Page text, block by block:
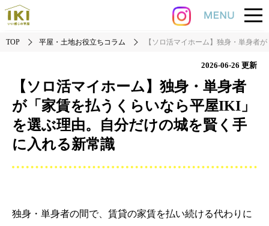
TOP 平屋・土地お役立ちコラム 【ソロ活マイホーム】独身・単身者
2026-06-26 更新
【ソロ活マイホーム】独身・単身者
が「家賃を払うくらいなら平屋IKI」
を選ぶ理由。自分だけの城を賢く手
に入れる新常識
独身・単身者の間で、賃貸の家賃を払い続ける代わりに